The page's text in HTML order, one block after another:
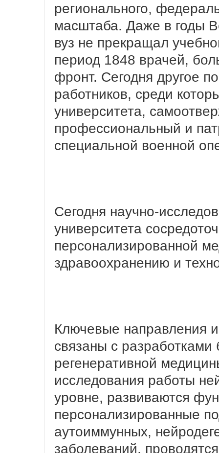
регионального,
масштаба. Даже в годы
вуз не прекращал
период 1848 врачей,
фронт. Сегодня другое
работников, среди
университета,
профессиональный и
специальной военной
Сегодня научно-
университета
персонализированной
здравоохранению и
Ключевые направления
связаны с разработками
регенеративной
исследования работы
уровне, развиваются
персонализированные
аутоиммунных,
заболеваний,